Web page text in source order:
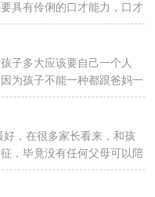
具有伶俐的口才能力，口才
么如何让孩子...
2024-05-28
子多大应该要自己一个人
为孩子不能一种都跟爸妈一
看孩子分房睡的...
2024-05-28
，在很多家长看来，和孩
，毕竟没有任何父母可以陪
需要和父母分房...